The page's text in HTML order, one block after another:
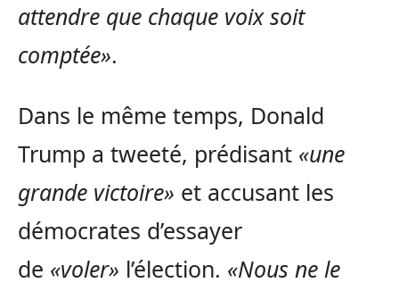
attendre que chaque voix soit
comptée».
Dans le même temps, Donald
Trump a tweeté, prédisant «une
grande victoire» et accusant les
démocrates d’essayer
de «voler» l’élection. «Nous ne le